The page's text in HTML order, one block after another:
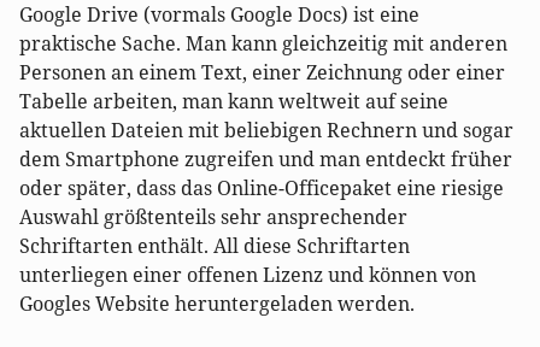
Google Drive (vormals Google Docs) ist eine
praktische Sache. Man kann gleichzeitig mit anderen
Personen an einem Text, einer Zeichnung oder einer
Tabelle arbeiten, man kann weltweit auf seine
aktuellen Dateien mit beliebigen Rechnern und sogar
dem Smartphone zugreifen und man entdeckt früher
oder später, dass das Online-Officepaket eine riesige
Auswahl größtenteils sehr ansprechender
Schriftarten enthält. All diese Schriftarten
unterliegen einer offenen Lizenz und können von
Googles Website heruntergeladen werden.